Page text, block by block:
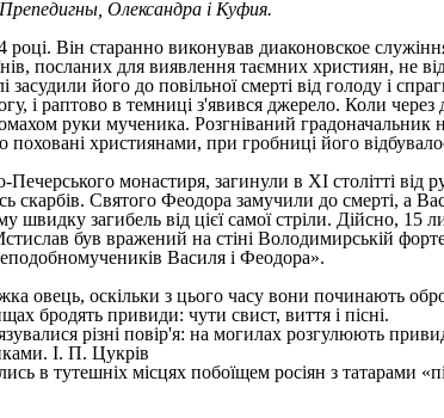
Олександра і Куфия.
Він старанно виконував диаконовское
посланих для виявлення таємних християн, не
його до повільної смерті від голоду і
і раптово в темниці з'явився джерело. Коли
руки мученика. Розгніваний градоначальник
християнами, при гробниці його
монастиря, загинули в XI столітті від
скарбів. Святого Феодора замучили до смерті, а
швидку загибель від цієї самої стріли. Дійсно, 15
був вражений на стіні Володимирській
Василя і Феодора».
овець, оскільки з цього часу вони починають
бродять привиди: чути свист, виття і пісні.
різні повір'я: на могилах розгулюють
І. П. Цукрів
в тутешніх місцях побоїщем росіян з татарами